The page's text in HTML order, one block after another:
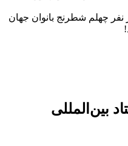
چهلم شطرنج بانوان جهان
بین‌المللی